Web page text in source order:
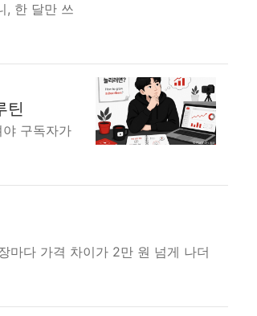
, 한 달만 쓰
틴
구독자가
마다 가격 차이가 2만 원 넘게 나더